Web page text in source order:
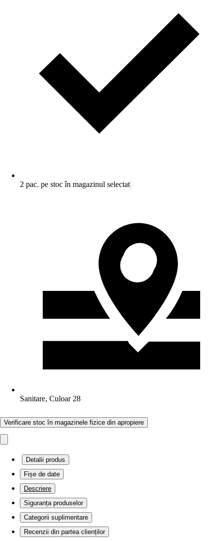
2 pac. pe stoc în magazinul selectat
Sanitare, Culoar 28
Verificare stoc în magazinele fizice din apropiere
Detalii produs
Fișe de date
Descriere
Siguranța produselor
Categorii suplimentare
Recenzii din partea clienților